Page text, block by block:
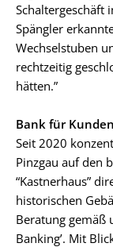
Schaltergeschäft
Spängler
Wechselstuben
rechtzeitig
hätten.”
Bank für
Seit 2020
Pinzgau auf den
“Kastnerhaus”
historischen
Beratung gemäß
Banking’. Mit